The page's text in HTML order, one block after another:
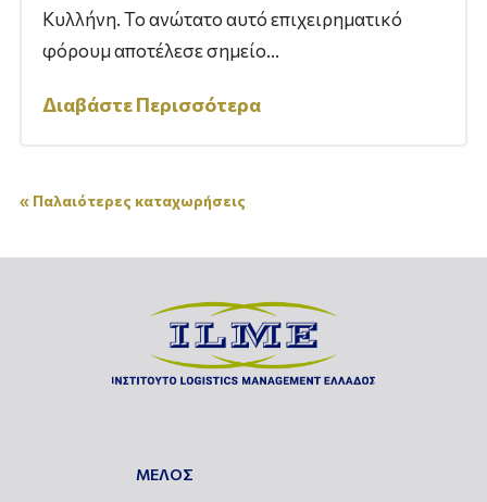
Κυλλήνη. Το ανώτατο αυτό επιχειρηματικό
φόρουμ αποτέλεσε σημείο...
Διαβάστε Περισσότερα
« Παλαιότερες καταχωρήσεις
ΜΕΛΟΣ